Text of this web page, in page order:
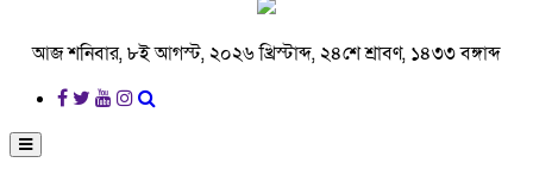
আজ শনিবার, ৮ই আগস্ট, ২০২৬ খ্রিস্টাব্দ, ২৪শে শ্রাবণ, ১৪৩৩ বঙ্গাব্দ